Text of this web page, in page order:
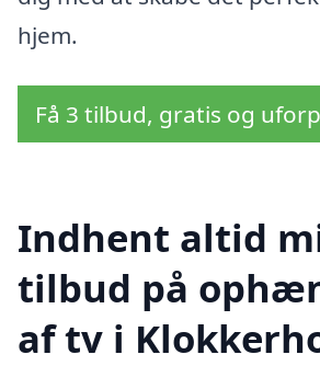
hjem.
Få 3 tilbud, gratis og
Indhent altid
tilbud på
af tv i